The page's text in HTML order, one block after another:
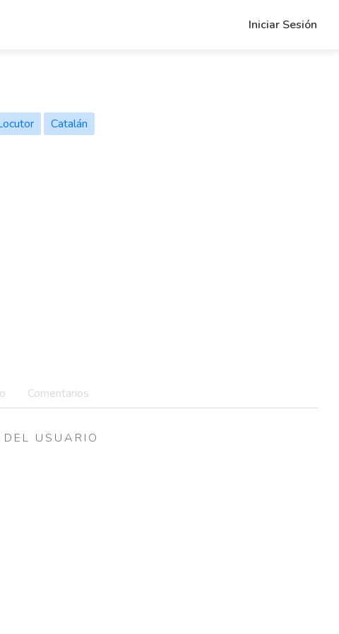
Iniciar Sesión
Catalán
Comentarios
USUARIO
bold">Please alert the admin</strong> to check the current